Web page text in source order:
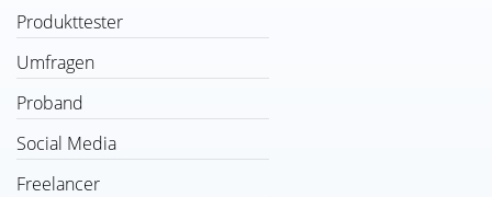
Produkttester
Umfragen
Proband
Social Media
Freelancer